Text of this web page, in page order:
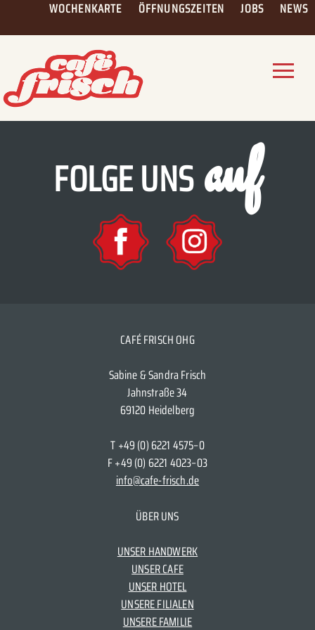
WOCHENKARTE ÖFFNUNGSZEITEN JOBS NEWS
FOLGE UNSauf
CAFÉ FRISCH OHG
Sabine & Sandra Frisch
Jahnstraße 34
69120 Heidelberg
T +49 (0) 6221 4575–0
F +49 (0) 6221 4023–03
info@cafe-frisch.de
ÜBER UNS
UNSER HANDWERK
UNSER CAFE
UNSER HOTEL
UNSERE FILIALEN
UNSERE FAMILIE